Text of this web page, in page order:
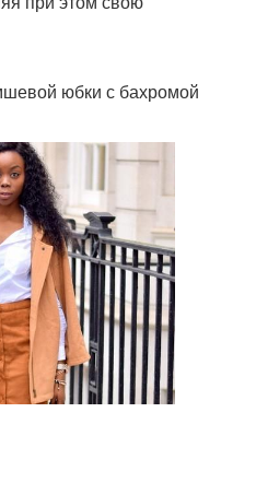
юбки с бахромой